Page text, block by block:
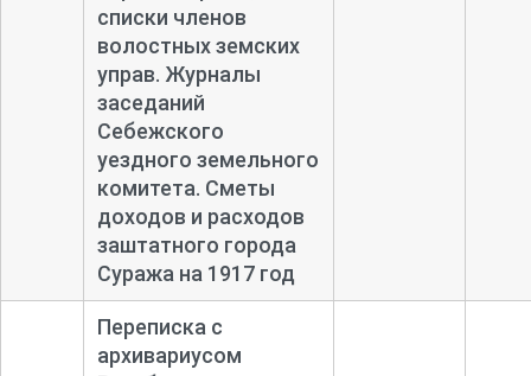
списки членов
волостных земских
управ. Журналы
заседаний
Себежского
уездного земельного
комитета. Сметы
доходов и расходов
заштатного города
Суража на 1917 год
Переписка с
архивариусом